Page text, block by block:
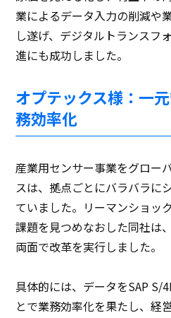
業によるデータ入力の削減や
し遂げ、デジタルトランスフ
進にも成功しました。
オプテックス様：一
務効率化
産業用センサー事業をグロー
スは、拠点ごとにバラバラに
ていました。リーマンショッ
課題を見つめなおした同社は
両面で改革を実行しました。
具体的には、データをSAP S/
とで業務効率化を果たし、経